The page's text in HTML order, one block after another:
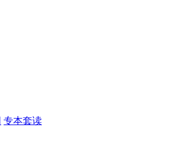
专本套读